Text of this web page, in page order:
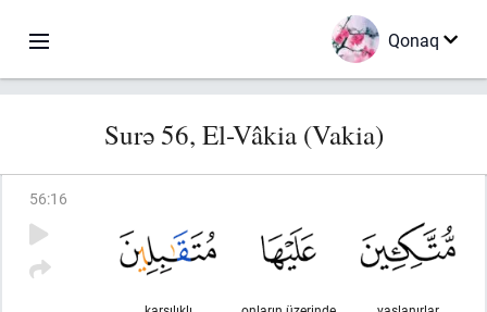
Qonaq
Surə 56, El-Vâkia (Vakia)
56:16